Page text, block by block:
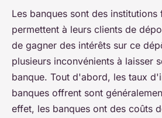
Les banques sont des institutions
permettent à leurs clients de
de gagner des intérêts sur ce
plusieurs inconvénients à laisser
banque. Tout d'abord, les taux
banques offrent sont
effet, les banques ont des coûts